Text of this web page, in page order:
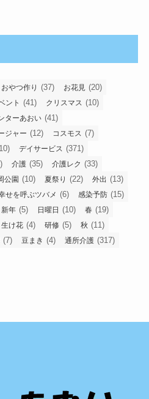
おやつ作り (37) お花見 (20)
ント (41) クリスマス (10)
ターあおい (41)
ジャー (12) コスモス (7)
デイサービス (371)
介護 (35) 介護レク (33)
公園 (10) 夏祭り (22) 外出 (13)
せを呼ぶツバメ (6) 感染予防 (15)
新年 (5) 日曜日 (10) 春 (19)
生け花 (4) 研修 (5) 秋 (11)
(7) 豆まき (4) 通所介護 (317)